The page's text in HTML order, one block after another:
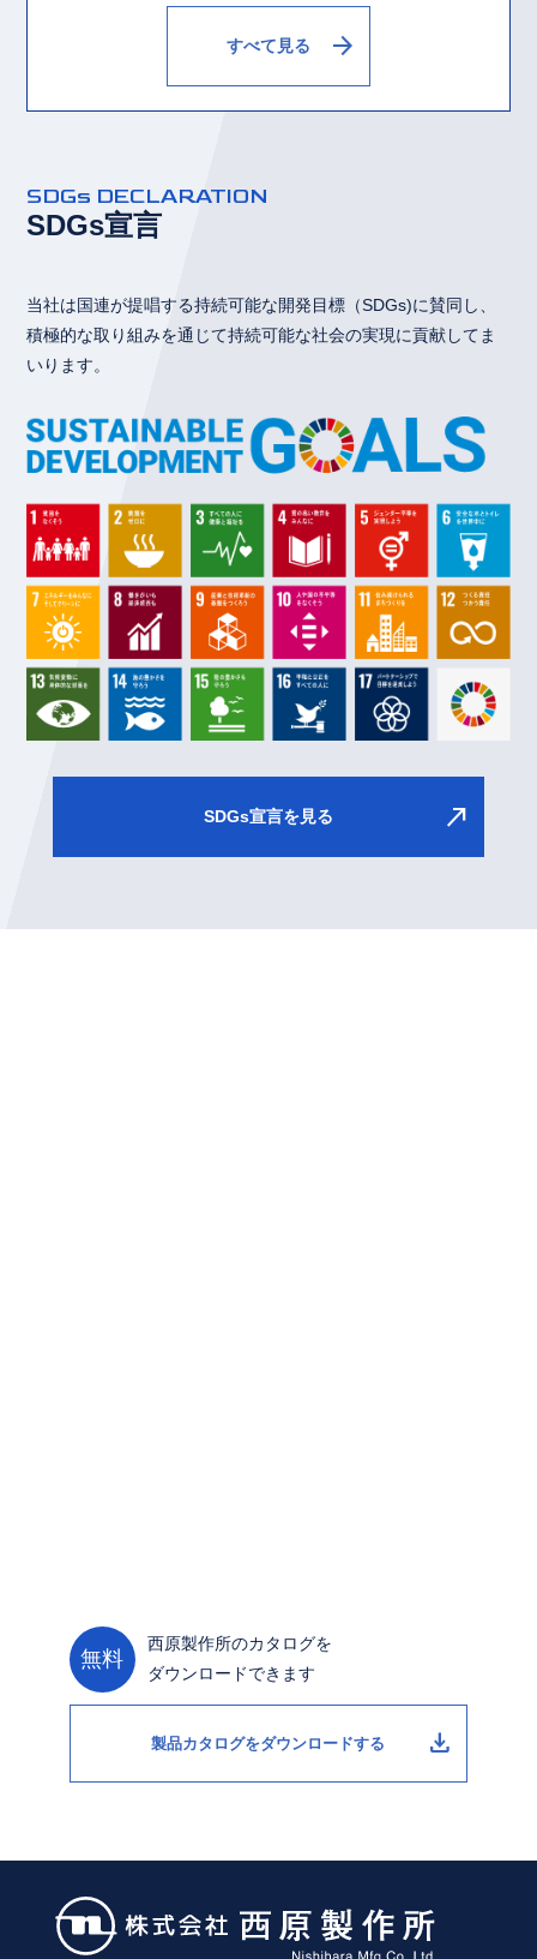
すべて見る arrow_forward
SDGs DECLARATION
SDGs宣言
当社は国連が提唱する持続可能な開発目標（SDGs)に賛同し、
積極的な取り組みを通じて持続可能な社会の実現に貢献してま
いります。
SDGs宣言を見る north_east
無料
西原製作所のカタログを
ダウンロードできます
製品カタログをダウンロードする download